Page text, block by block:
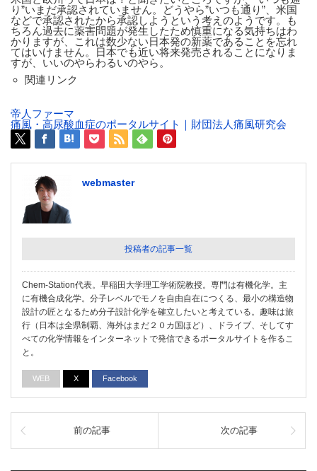
り”いまだ承認されていません。どうやら”いつも通り”、米国
などで承認されたから承認しようという考えのようです。も
ちろん過去に薬害問題が発生したため慎重になる気持ちはわ
かりますが、これは数少ない日本発の新薬であることを忘れ
てはいけません。日本でも近い将来発売されることになりま
すが、いいのやらわるいのやら。
関連リンク
帝人ファーマ
痛風・高尿酸血症のポータルサイト｜財団法人痛風研究会
webmaster
投稿者の記事一覧
Chem-Station代表。早稲田大学理工学術院教授。専門は有機化学。主
に有機合成化学。分子レベルでモノを自由自在につくる、最小の構造物
設計の匠となるため分子設計化学を確立したいと考えている。趣味は旅
行（日本は全県制覇、海外はまだ２０カ国ほど）、ドライブ、そしてす
べての化学情報をインターネットで発信できるポータルサイトを作るこ
と。
WEB X Facebook
前の記事 次の記事